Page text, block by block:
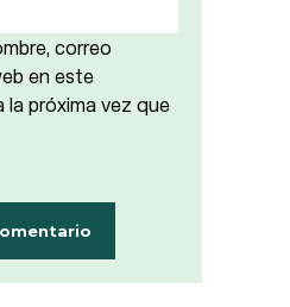
correo
en este
la próxima vez que